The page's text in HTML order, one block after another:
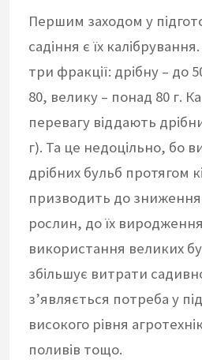
Першим заходом у
садіння є їх
три фракції: дрібну – до
80, велику – понад 80 г.
перевагу віддають
г). Та це недоцільно, бо
дрібних бульб протягом
призводить до
рослин, до їх
використання великих
збільшує витрати
з’являється потреба у
високого рівня
поливів тощо.